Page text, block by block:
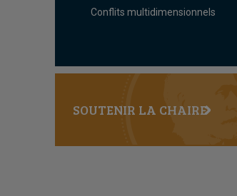
Conflits multidimensionnels
SOUTENIR LA CHAIRE